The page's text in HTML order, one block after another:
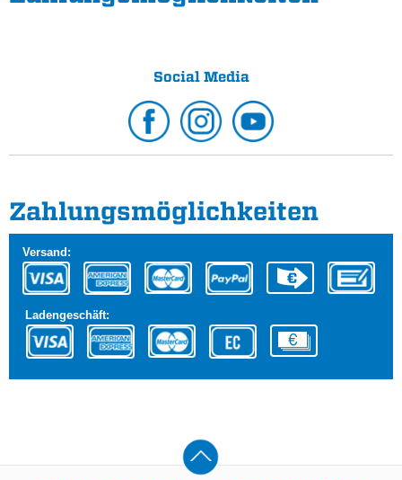
Social Media
Zahlungs­möglichkeiten
Versand:
Ladengeschäft: